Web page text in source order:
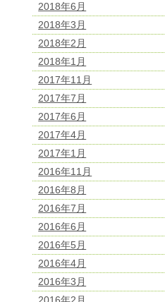
2018年6月
2018年3月
2018年2月
2018年1月
2017年11月
2017年7月
2017年6月
2017年4月
2017年1月
2016年11月
2016年8月
2016年7月
2016年6月
2016年5月
2016年4月
2016年3月